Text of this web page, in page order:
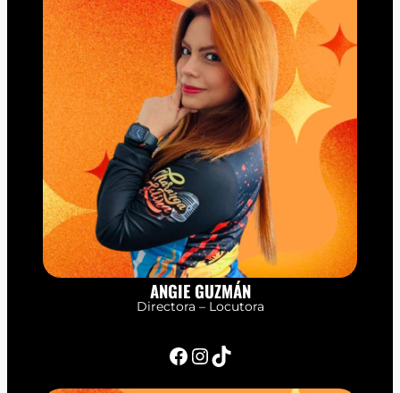
ANGIE GUZMÁN
Directora – Locutora
Facebook InstagramTikTok